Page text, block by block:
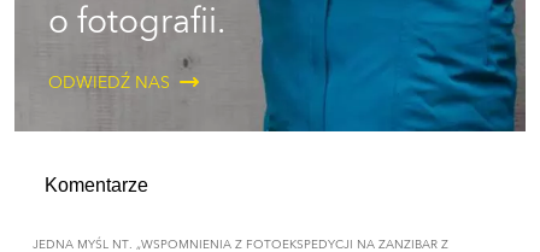
o fotografii.
ODWIEDŹ NAS
Komentarze
JEDNA MYŚL NT. „WSPOMNIENIA Z FOTOEKSPEDYCJI NA ZANZIBAR Z